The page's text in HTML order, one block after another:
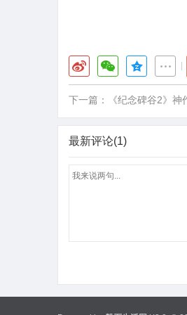
下一篇： 《纪念碑谷2》
最新评论(1)